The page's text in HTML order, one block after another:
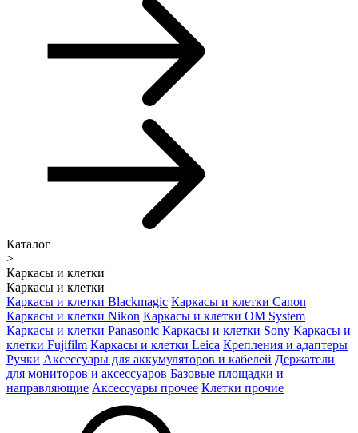
Каталог
>
Каркасы и клетки
Каркасы и клетки
Каркасы и клетки Blackmagic Каркасы и клетки Canon
Каркасы и клетки Nikon Каркасы и клетки OM System
Каркасы и клетки Panasonic Каркасы и клетки Sony Каркасы и
клетки Fujifilm Каркасы и клетки Leica Крепления и адаптеры
Ручки Аксессуары для аккумуляторов и кабелей Держатели
для мониторов и аксессуаров Базовые площадки и
направляющие Аксессуары прочее Клетки прочие